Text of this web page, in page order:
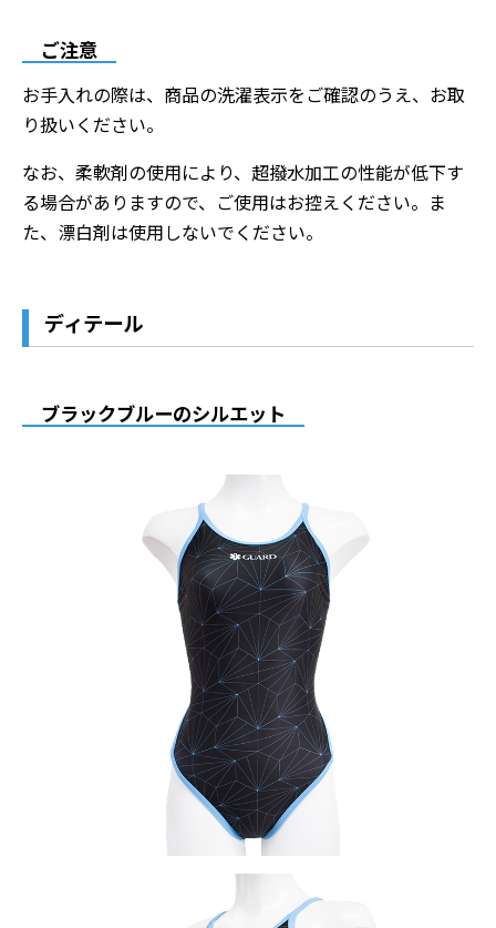
ご注意
お手入れの際は、商品の洗濯表示をご確認のうえ、お取
り扱いください。
なお、柔軟剤の使用により、超撥水加工の性能が低下す
る場合がありますので、ご使用はお控えください。ま
た、漂白剤は使用しないでください。
ディテール
ブラックブルーのシルエット